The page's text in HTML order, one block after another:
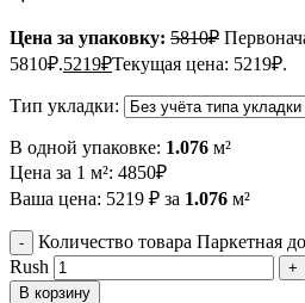
Цена за упаковку: 5810₽
5810₽.5219₽Текущая цена: 5219₽.
Тип укладки:
В одной упаковке: 1.076 м²
Цена за 1 м²: 4850₽
Ваша цена: 5219 ₽ за 1.076 м²
Количество товара Паркетная
Rush
В корзину